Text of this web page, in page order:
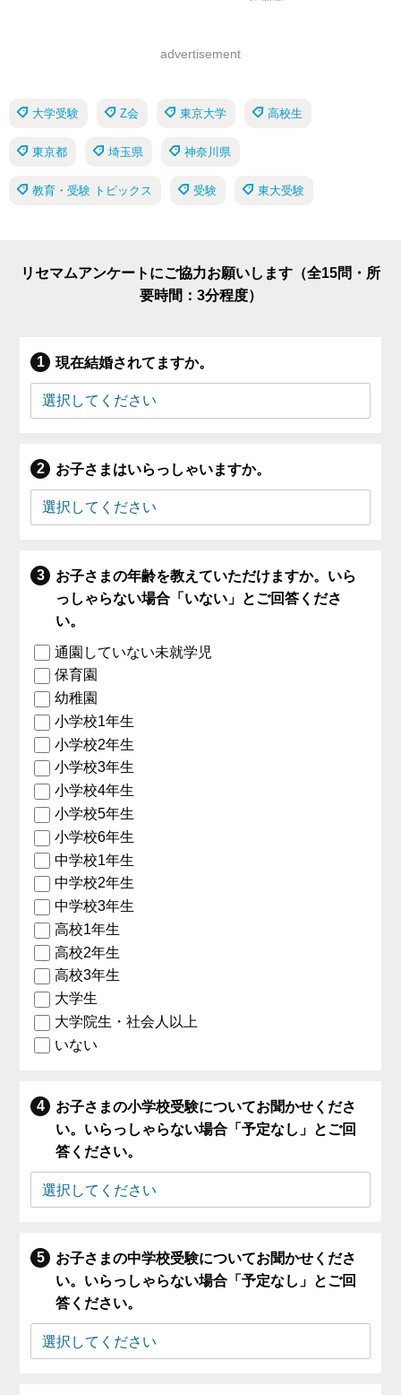
advertisement
大学受験 Z会 東京大学 高校生
東京都 埼玉県 神奈川県
教育・受験 トピックス 受験 東大受験
リセマムアンケートにご協力お願いします（全15問・所
要時間：3分程度）
現在結婚されてますか。
お子さまはいらっしゃいますか。
お子さまの年齢を教えていただけますか。いら
っしゃらない場合「いない」とご回答くださ
い。
通園していない未就学児
保育園
幼稚園
小学校1年生
小学校2年生
小学校3年生
小学校4年生
小学校5年生
小学校6年生
中学校1年生
中学校2年生
中学校3年生
高校1年生
高校2年生
高校3年生
大学生
大学院生・社会人以上
いない
お子さまの小学校受験についてお聞かせくださ
い。いらっしゃらない場合「予定なし」とご回
答ください。
お子さまの中学校受験についてお聞かせくださ
い。いらっしゃらない場合「予定なし」とご回
答ください。